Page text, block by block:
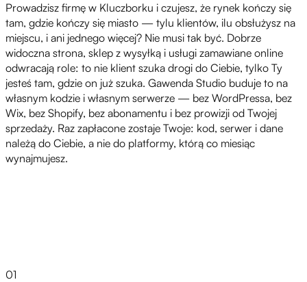
Prowadzisz firmę w Kluczborku i czujesz, że rynek kończy się
tam, gdzie kończy się miasto — tylu klientów, ilu obsłużysz na
miejscu, i ani jednego więcej? Nie musi tak być. Dobrze
widoczna strona, sklep z wysyłką i usługi zamawiane online
odwracają role: to nie klient szuka drogi do Ciebie, tylko Ty
jesteś tam, gdzie on już szuka. Gawenda Studio buduje to na
własnym kodzie i własnym serwerze — bez WordPressa, bez
Wix, bez Shopify, bez abonamentu i bez prowizji od Twojej
sprzedaży. Raz zapłacone zostaje Twoje: kod, serwer i dane
należą do Ciebie, a nie do platformy, którą co miesiąc
wynajmujesz.
01